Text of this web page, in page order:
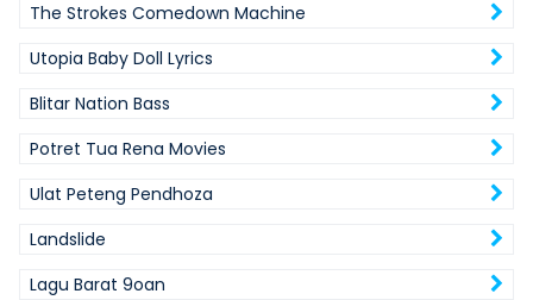
The Strokes Comedown Machine
Utopia Baby Doll Lyrics
Blitar Nation Bass
Potret Tua Rena Movies
Ulat Peteng Pendhoza
Landslide
Lagu Barat 9oan